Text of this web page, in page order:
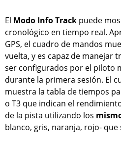
El Modo Info Track puede
cronológico en tiempo real.
GPS, el cuadro de mandos
vuelta, y es capaz de manejar
ser configurados por el piloto
durante la primera sesión. El
muestra la tabla de tiempos
o T3 que indican el
de la pista utilizando los
blanco, gris, naranja, rojo- que